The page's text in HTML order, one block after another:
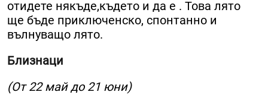
отидете някъде,където и да е . Това лято
ще бъде приключенско, спонтанно и
вълнуващо лято.
Близнаци
(От 22 май до 21 юни)